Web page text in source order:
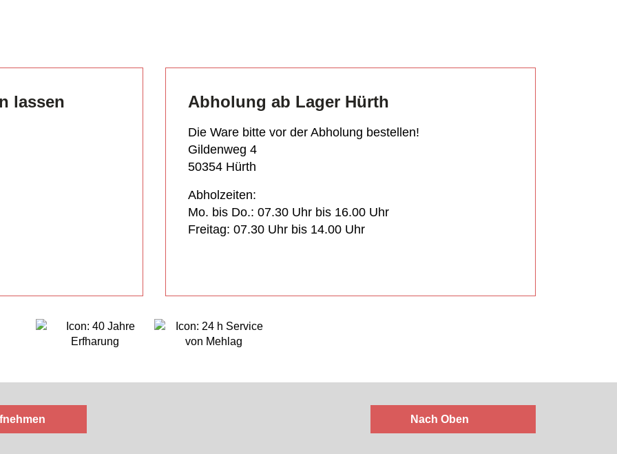
lassen Abholung ab Lager Hürth
Die Ware bitte vor der Abholung bestellen!
Gildenweg 4
50354 Hürth
Abholzeiten:
Mo. bis Do.: 07.30 Uhr bis 16.00 Uhr
Freitag: 07.30 Uhr bis 14.00 Uhr
Nach Oben